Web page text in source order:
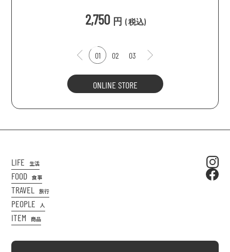
2,750 円 (税込)
01 02 03
ONLINE STORE
LIFE 生活
FOOD 食事
TRAVEL 旅行
PEOPLE 人
ITEM 商品